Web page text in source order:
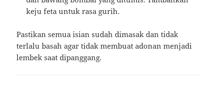
keju feta untuk rasa gurih.
Pastikan semua isian sudah dimasak dan tidak
terlalu basah agar tidak membuat adonan menjadi
lembek saat dipanggang.